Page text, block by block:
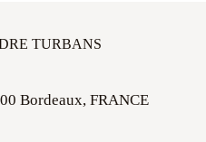
TURBANS
Bordeaux, FRANCE